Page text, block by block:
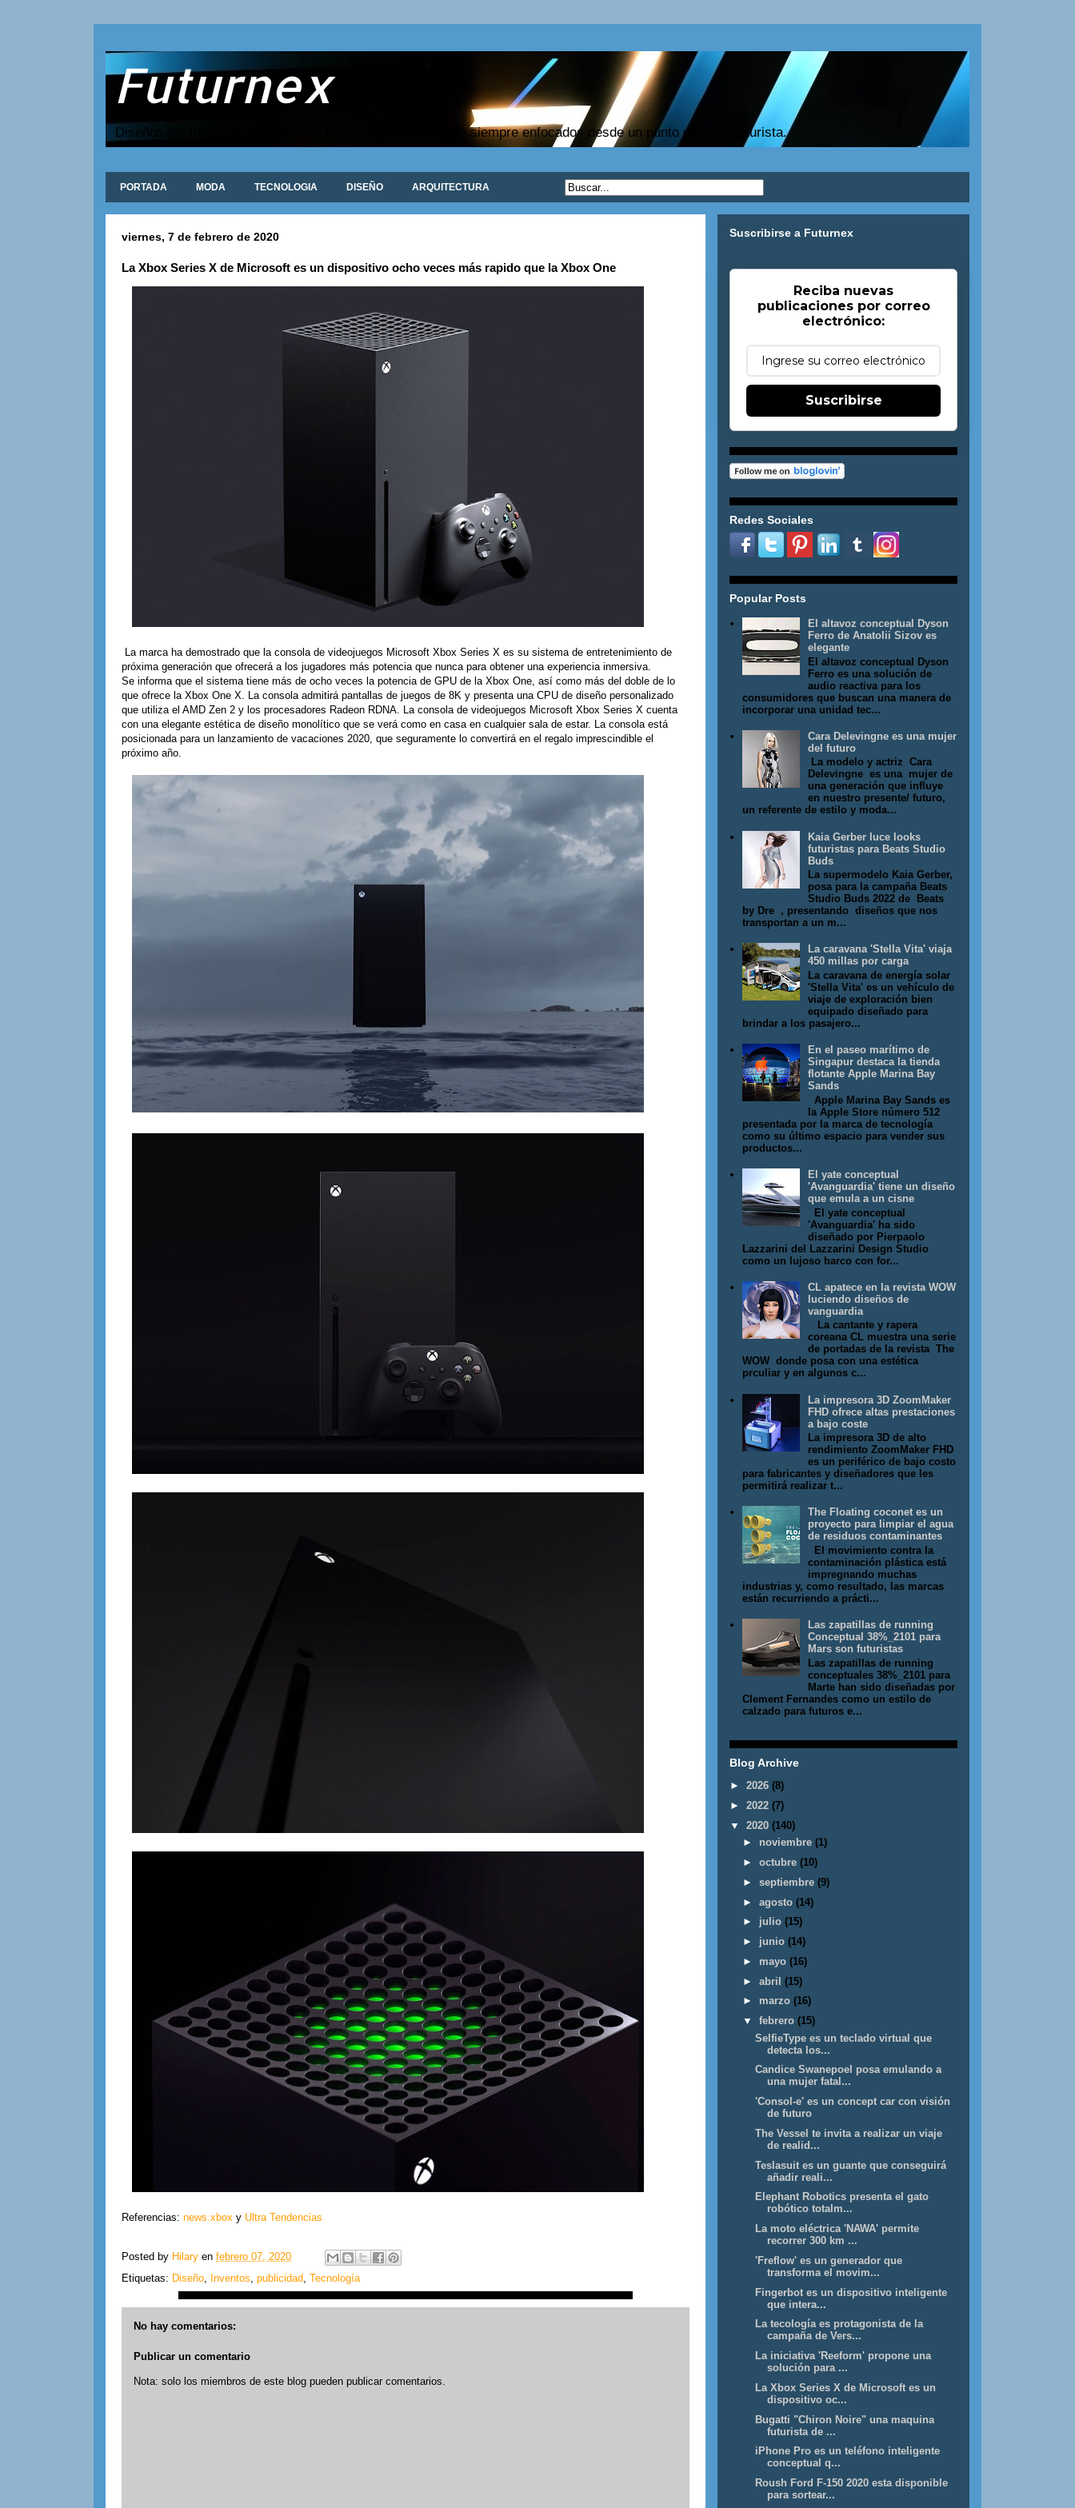
Futurnex
Diseños del futuro de arquitectura, moda, tecnología y arte siempre enfocados desde un punto de vista futurista.
PORTADA MODA TECNOLOGIA DISEÑO ARQUITECTURA
viernes, 7 de febrero de 2020
La Xbox Series X de Microsoft es un dispositivo ocho veces más rapido que la Xbox One
La marca ha demostrado que la consola de videojuegos Microsoft Xbox Series X es su sistema de entretenimiento de
próxima generación que ofrecerá a los jugadores más potencia que nunca para obtener una experiencia inmersiva.
Se informa que el sistema tiene más de ocho veces la potencia de GPU de la Xbox One, así como más del doble de lo
que ofrece la Xbox One X. La consola admitirá pantallas de juegos de 8K y presenta una CPU de diseño personalizado
que utiliza el AMD Zen 2 y los procesadores Radeon RDNA. La consola de videojuegos Microsoft Xbox Series X cuenta
con una elegante estética de diseño monolítico que se verá como en casa en cualquier sala de estar. La consola está
posicionada para un lanzamiento de vacaciones 2020, que seguramente lo convertirá en el regalo imprescindible el
próximo año.
Referencias: news.xbox y Ultra Tendencias
Posted by Hilary en febrero 07, 2020
Etiquetas: Diseño Inventos publicidad Tecnología
No hay comentarios:
Publicar un comentario
Nota: solo los miembros de este blog pueden publicar comentarios.
Suscribirse a Futurnex
Reciba nuevas
publicaciones por correo
electrónico:
Suscribirse
Redes Sociales
Popular Posts
El altavoz conceptual Dyson
Ferro de Anatolii Sizov es
elegante
El altavoz conceptual Dyson
Ferro es una solución de
audio reactiva para los
consumidores que buscan una manera de
incorporar una unidad tec...
Cara Delevingne es una mujer
del futuro
La modelo y actriz Cara
Delevingne es una mujer de
una generación que influye
en nuestro presente/ futuro,
un referente de estilo y moda...
Kaia Gerber luce looks
futuristas para Beats Studio
Buds
La supermodelo Kaia Gerber,
posa para la campaña Beats
Studio Buds 2022 de Beats
by Dre , presentando diseños que nos
transportan a un m...
La caravana 'Stella Vita' viaja
450 millas por carga
La caravana de energía solar
'Stella Vita' es un vehículo de
viaje de exploración bien
equipado diseñado para
brindar a los pasajero...
En el paseo marítimo de
Singapur destaca la tienda
flotante Apple Marina Bay
Sands
Apple Marina Bay Sands es
la Apple Store número 512
presentada por la marca de tecnología
como su último espacio para vender sus
productos...
El yate conceptual
'Avanguardia' tiene un diseño
que emula a un cisne
El yate conceptual
'Avanguardia' ha sido
diseñado por Pierpaolo
Lazzarini del Lazzarini Design Studio
como un lujoso barco con for...
CL apatece en la revista WOW
luciendo diseños de
vanguardia
La cantante y rapera
coreana CL muestra una serie
de portadas de la revista The
WOW donde posa con una estética
prculiar y en algunos c...
La impresora 3D ZoomMaker
FHD ofrece altas prestaciones
a bajo coste
La impresora 3D de alto
rendimiento ZoomMaker FHD
es un periférico de bajo costo
para fabricantes y diseñadores que les
permitirá realizar t...
The Floating coconet es un
proyecto para limpiar el agua
de residuos contaminantes
El movimiento contra la
contaminación plástica está
impregnando muchas
industrias y, como resultado, las marcas
están recurriendo a prácti...
Las zapatillas de running
Conceptual 38%_2101 para
Mars son futuristas
Las zapatillas de running
conceptuales 38%_2101 para
Marte han sido diseñadas por
Clement Fernandes como un estilo de
calzado para futuros e...
Blog Archive
► 2026 (8)
► 2022 (7)
▼
2020 (140)
► noviembre (1)
► octubre (10)
► septiembre (9)
► agosto (14)
► julio (15)
► junio (14)
► mayo (16)
► abril (15)
► marzo (16)
▼
febrero (15)
SelfieType es un teclado virtual que
detecta los...
Candice Swanepoel posa emulando a
una mujer fatal...
'Consol-e' es un concept car con visión
de futuro
The Vessel te invita a realizar un viaje
de realid...
Teslasuit es un guante que conseguirá
añadir reali...
Elephant Robotics presenta el gato
robótico totalm...
La moto eléctrica 'NAWA' permite
recorrer 300 km ...
'Freflow' es un generador que
transforma el movim...
Fingerbot es un dispositivo inteligente
que intera...
La tecología es protagonista de la
campaña de Vers...
La iniciativa 'Reeform' propone una
solución para ...
La Xbox Series X de Microsoft es un
dispositivo oc...
Bugatti "Chiron Noire" una maquina
futurista de ...
iPhone Pro es un teléfono inteligente
conceptual q...
Roush Ford F-150 2020 esta disponible
para sortear...